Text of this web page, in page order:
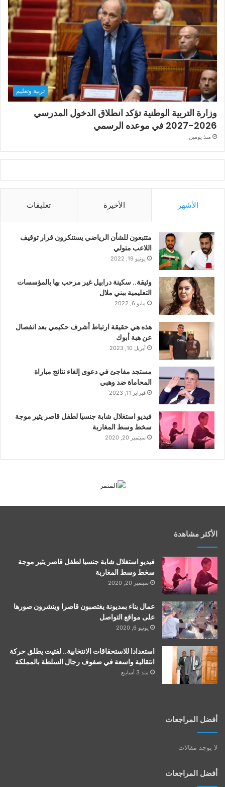
تربية وتعليم
وزارة التربية الوطنية تؤكد انطلاق الدخول المدرسي
2026-2027 في موعده الرسمي
منذ يومين
الأشهر الأخيرة تعليقات
متتبعون للشأن الرياضي يستنكرون قرار توقيف
اللاعب متولي
يونيو 19, 2022
وثيقة.. سكينة درابيل غير مرحب بها بالمؤسسات
التعليمية ببني ملال
مايو 6, 2022
هذه هي حقيقة ارتباط أشرف حكيمي بعد انفصال
عن هبة أبوك
أبريل 10, 2023
مستجد مفاجئ في دعوى إلغاء نتائج مباراة
المحاماة ضد وهبي
فبراير 11, 2023
فيديو استغلال شابة جنسيا لطفل قاصر يثير موجة
سخط وسط المغاربة
سبتمبر 20, 2020
الأكثر مشاهدة
فيديو استغلال شابة جنسيا لطفل قاصر يثير موجة
سخط وسط المغاربة
سبتمبر 20, 2020
عمال بناء بمديونة يغتصبون قاصرا وينشرون صورها
على مواقع التواصل
يونيو 6, 2020
استعدادا للاستحقاقات الانتخابية.. لفتيت يطلق حركة
انتقالية واسعة في صفوف رجال السلطة بالمملكة
منذ 3 أسابيع
أفضل المراجعات
لا يوجد مقالات
أفضل المراجعات